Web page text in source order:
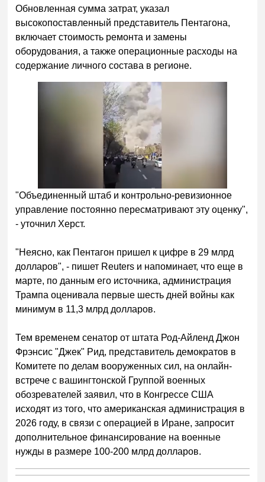
Обновленная сумма затрат, указал
высокопоставленный представитель Пентагона,
включает стоимость ремонта и замены
оборудования, а также операционные расходы на
содержание личного состава в регионе.
"Объединенный штаб и контрольно-ревизионное
управление постоянно пересматривают эту оценку",
- уточнил Херст.
"Неясно, как Пентагон пришел к цифре в 29 млрд
долларов", - пишет Reuters и напоминает, что еще в
марте, по данным его источника, администрация
Трампа оценивала первые шесть дней войны как
минимум в 11,3 млрд долларов.
Тем временем сенатор от штата Род-Айленд Джон
Фрэнсис "Джек" Рид, представитель демократов в
Комитете по делам вооруженных сил, на онлайн-
встрече с вашингтонской Группой военных
обозревателей заявил, что в Конгрессе США
исходят из того, что американская администрация в
2026 году, в связи с операцией в Иране, запросит
дополнительное финансирование на военные
нужды в размере 100-200 млрд долларов.